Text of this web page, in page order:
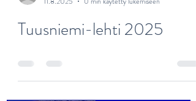
11.8.2025
Tuusniemi-lehti 2025